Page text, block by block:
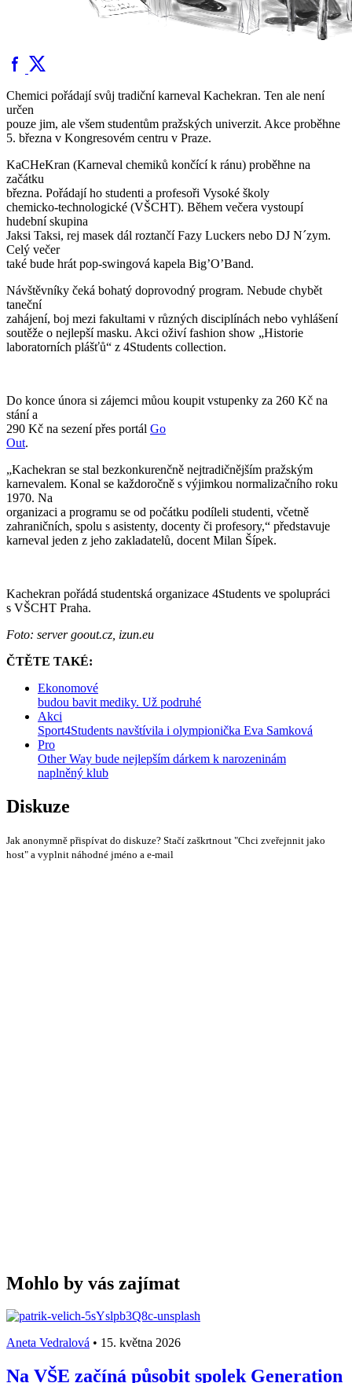
Chemici pořádají svůj tradiční karneval Kachekran. Ten ale není
určen
pouze jim, ale všem studentům pražských univerzit. Akce proběhne
5. března v Kongresovém centru v Praze.
KaCHeKran (Karneval chemiků končící k ránu) proběhne na
začátku
března. Pořádají ho studenti a profesoři Vysoké školy
chemicko-technologické (VŠCHT). Během večera vystoupí
hudební skupina
Jaksi Taksi, rej masek dál roztančí Fazy Luckers nebo DJ N´zym.
Celý večer
také bude hrát pop-swingová kapela Big’O’Band.
Návštěvníky čeká bohatý doprovodný program. Nebude chybět
taneční
zahájení, boj mezi fakultami v různých disciplínách nebo vyhlášení
soutěže o nejlepší masku. Akci oživí fashion show „Historie
laboratorních plášťů“ z 4Students collection.
Do konce února si zájemci můou koupit vstupenky za 260 Kč na
stání a
290 Kč na sezení přes portál Go
Out.
„Kachekran se stal bezkonkurenčně nejtradičnějším pražským
karnevalem. Konal se každoročně s výjimkou normalizačního roku
1970. Na
organizaci a programu se od počátku podíleli studenti, včetně
zahraničních, spolu s asistenty, docenty či profesory,“ představuje
karneval jeden z jeho zakladatelů, docent Milan Šípek.
Kachekran pořádá studentská organizace 4Students ve spolupráci
s VŠCHT Praha.
Foto: server goout.cz, izun.eu
ČTĚTE TAKÉ:
Ekonomové
budou bavit mediky. Už podruhé
Akci
Sport4Students navštívila i olympionička Eva Samková
Pro
Other Way bude nejlepším dárkem k narozeninám
naplněný klub
Diskuze
Jak anonymně přispívat do diskuze? Stačí zaškrtnout "Chci zveřejnnit jako
host" a vyplnit náhodné jméno a e-mail
Mohlo by vás zajímat
Aneta Vedralová • 15. května 2026
Na VŠE začíná působit spolek Generation